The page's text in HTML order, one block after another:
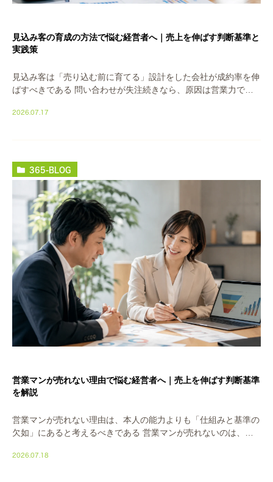
見込み客の育成の方法で悩む経営者へ｜売上を伸ばす判断基準と
実践策
見込み客は「売り込む前に育てる」設計をした会社が成約率を伸
ばすべきである 問い合わせが失注続きなら、原因は営業力では
で買う決断をしません。ほとんどの見込み客は、ま […]
2026.07.17
365-BLOG
営業マンが売れない理由で悩む経営者へ｜売上を伸ばす判断基準
を解説
営業マンが売れない理由は、本人の能力よりも「仕組みと基準の
欠如」にあると考えるべきである 営業マンが売れないのは、本
「売れる型」が社内に無いことにあります。誰が何を […]
2026.07.18